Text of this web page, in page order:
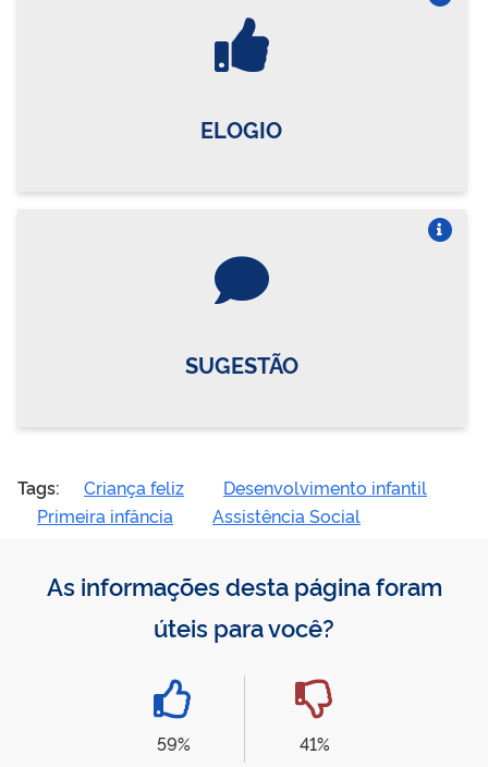
ELOGIO
SUGESTÃO
Tags: Criança feliz
Desenvolvimento infantil
Primeira infância
Assistência Social
As informações desta página foram
úteis para você?
59%
41%